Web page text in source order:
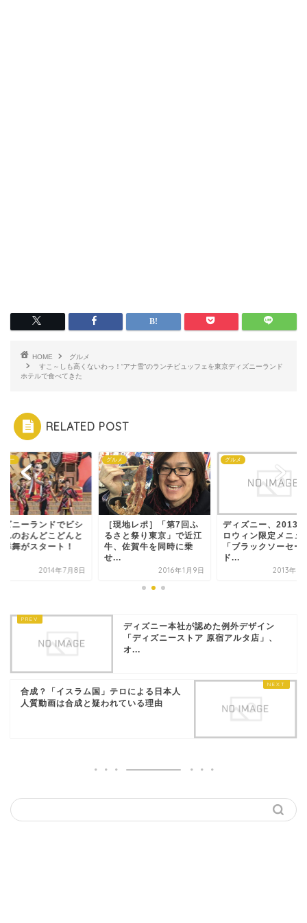
HOME
グルメ
すこ～しも高くないわっ！“アナ雪”のランチビュッフェを東京ディズニーランド
ホテルで食べてきた
RELATED POST
ニー
ズニーランドでビシ
れのおんどこどんと
群舞がスタート！
2014年7月8日
グルメ
［現地レポ］「第7回ふ
るさと祭り東京」で近江
牛、佐賀牛を同時に乗
せ...
2016年1月9日
グルメ
ディズニー、2013
ロウィン限定メニュ
「ブラックソーセー
ド...
2013年9
ディズニー本社が認めた例外デザイン
「ディズニーストア 原宿アルタ店」、
オ...
合成？「イスラム国」テロによる日本人
人質動画は合成と疑われている理由